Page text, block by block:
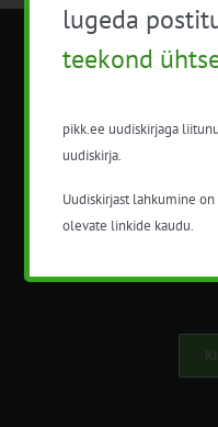
METK
korraldatalse
lugeda
teekond
pikk.ee uudiskirjaga
uudiskirja.
Uudiskirjast lahkumine
olevate linkide kaudu.